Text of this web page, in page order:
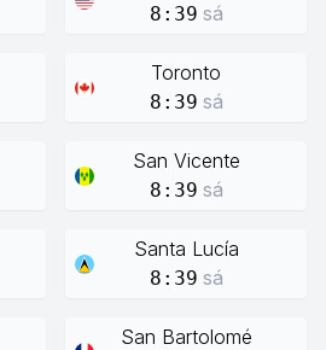
8:39 sá
Toronto
8:39 sá
San Vicente
8:39 sá
Santa Lucía
8:39 sá
San Bartolomé